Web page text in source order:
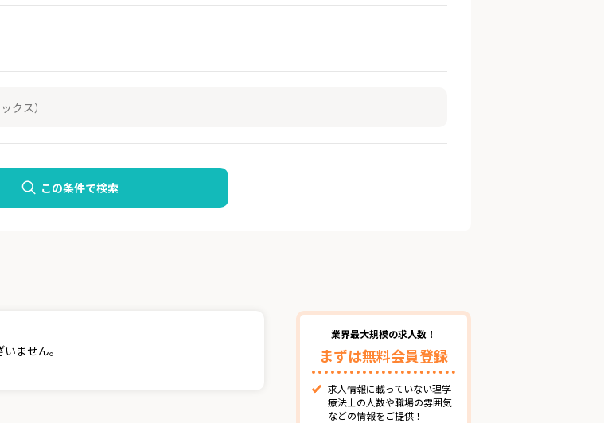
この条件で検索
ません。
業界最大規模の求人数！
まずは無料会員登録
求人情報に載っていない理学
療法士の人数や職場の雰囲気
などの情報をご提供！